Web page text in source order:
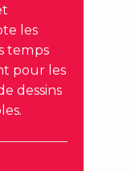
les
temps
pour les
dessins